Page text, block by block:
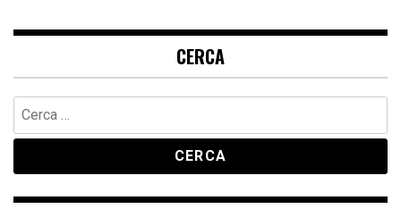
CERCA
Ricerca
per: